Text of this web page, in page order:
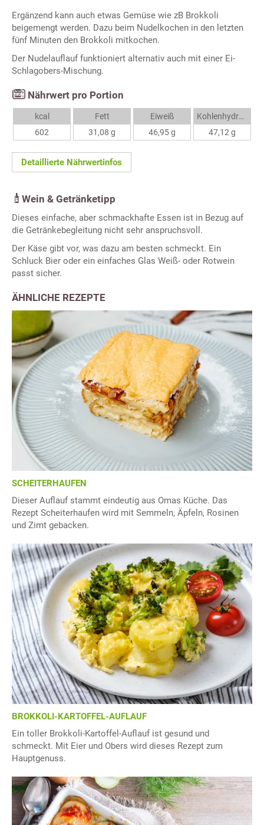
Ergänzend kann auch etwas Gemüse wie zB Brokkoli
beigemengt werden. Dazu beim Nudelkochen in den letzten
fünf Minuten den Brokkoli mitkochen.
Der Nudelauflauf funktioniert alternativ auch mit einer Ei-
Schlagobers-Mischung.
Nährwert pro Portion
kcal
602
Fett
31,08 g
Eiweiß
46,95 g
Kohlenhydrate
47,12 g
Detaillierte Nährwertinfos
Wein & Getränketipp
Dieses einfache, aber schmackhafte Essen ist in Bezug auf
die Getränkebegleitung nicht sehr anspruchsvoll.
Der Käse gibt vor, was dazu am besten schmeckt. Ein
Schluck Bier oder ein einfaches Glas Weiß- oder Rotwein
passt sicher.
ÄHNLICHE REZEPTE
SCHEITERHAUFEN
Dieser Auflauf stammt eindeutig aus Omas Küche. Das
Rezept Scheiterhaufen wird mit Semmeln, Äpfeln, Rosinen
und Zimt gebacken.
BROKKOLI-KARTOFFEL-AUFLAUF
Ein toller Brokkoli-Kartoffel-Auflauf ist gesund und
schmeckt. Mit Eier und Obers wird dieses Rezept zum
Hauptgenuss.